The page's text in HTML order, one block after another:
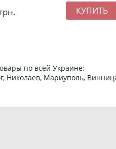
грн.
по всей Украине:
Николаев, Мариуполь,